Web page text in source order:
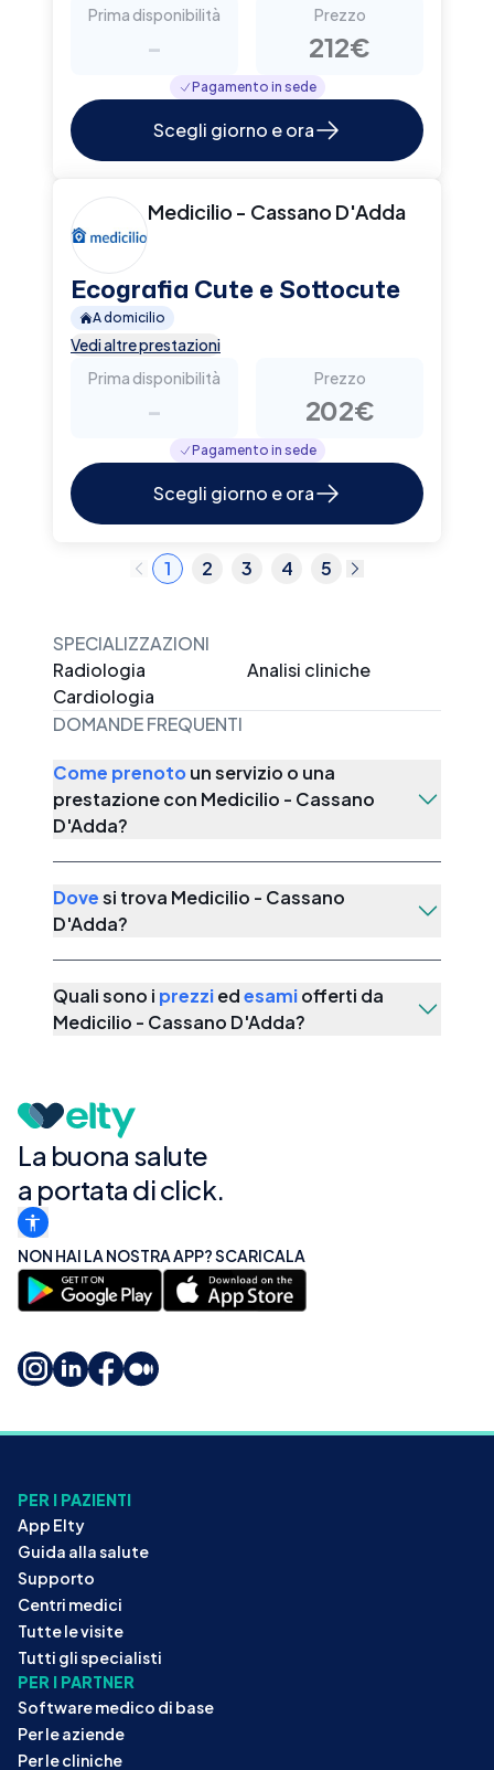
Prima disponibilità
-
Prezzo
212€
Pagamento in sede
Scegli giorno e ora
Medicilio - Cassano D'Adda
Ecografia Cute e Sottocute
A domicilio
Vedi altre prestazioni
Prima disponibilità
-
Prezzo
202€
Pagamento in sede
Scegli giorno e ora
1 2 3 4 5
SPECIALIZZAZIONI
Radiologia
Analisi cliniche
Cardiologia
DOMANDE FREQUENTI
Come prenotoun servizio o una
prestazione con Medicilio - Cassano
D'Adda?
Dovesi trova Medicilio - Cassano
D'Adda?
Quali sono i prezziedesamiofferti da
Medicilio - Cassano D'Adda?
La buona salute
a portata di click.
NON HAI LA NOSTRA APP? SCARICALA
PER I PAZIENTI
App Elty
Guida alla salute
Supporto
Centri medici
Tutte le visite
Tutti gli specialisti
PER I PARTNER
Software medico di base
Per le aziende
Per le cliniche